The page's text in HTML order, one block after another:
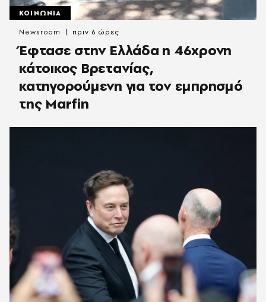
ΚΟΙΝΩΝΙΑ
Έφτασε στην Ελλάδα η 46χρονη
κάτοικος Βρετανίας,
κατηγορούμενη για τον εμπρησμό
της Marfin
Newsroom πριν 6 ώρες